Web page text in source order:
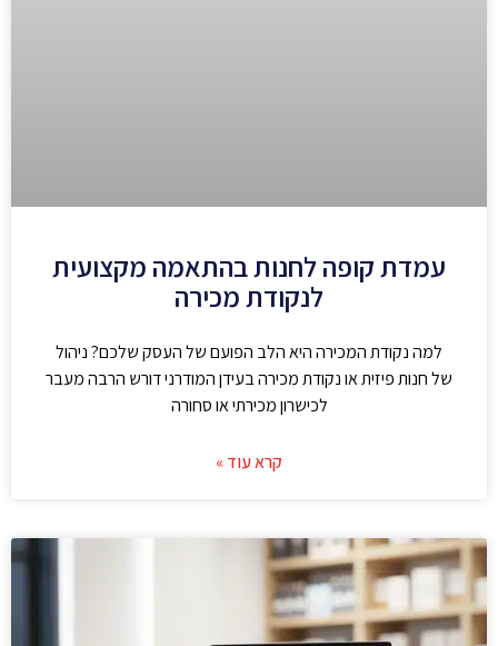
עמדת קופה לחנות בהתאמה מקצועית
לנקודת מכירה
למה נקודת המכירה היא הלב הפועם של העסק שלכם? ניהול
של חנות פיזית או נקודת מכירה בעידן המודרני דורש הרבה מעבר
לכישרון מכירתי או סחורה
קרא עוד »